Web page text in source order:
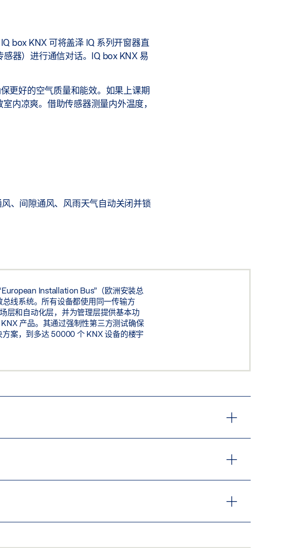
box KNX 可将盖泽 IQ 系列开窗器直
器）进行通信对话。IQ box KNX 易
更好的空气质量和能效。如果上课期
内凉爽。借助传感器测量内外温度，
、间隙通风、风雨天气自动关闭并锁
Installation Bus”（欧洲安装总
线系统。所有设备都使用同一传输方
层和自动化层，并为管理层提供基本功
产品。其通过强制性第三方测试确保
案，到多达 50000 个 KNX 设备的楼宇